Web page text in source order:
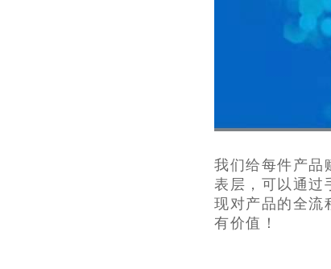
我们给每件产品
表层，可以通过
现对产品的全流
有价值！